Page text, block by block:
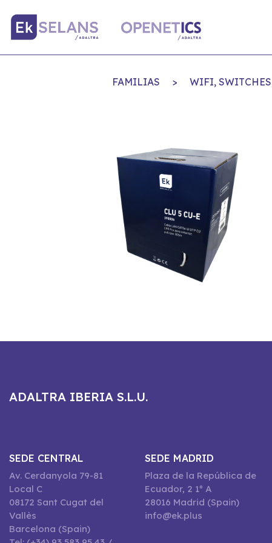
FAMILIAS > WIFI,
ADALTRA IBERIA S.L.U.
SEDE CENTRAL
Av. Cerdanyola 79-81
Local C
08172 Sant Cugat del
Vallès
Barcelona (Spain)
SEDE MADRID
Plaza de la República de
Ecuador, 2 1º A
28016 Madrid (Spain)
info@ek.plus